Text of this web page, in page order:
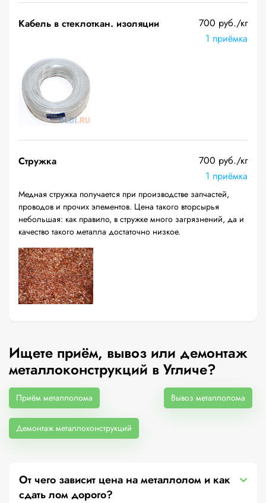
Кабель в стеклоткан. изоляции
700 руб./кг
1 приёмка
Стружка
700 руб./кг
1 приёмка
Медная стружка получается при производстве запчастей,
проводов и прочих элементов. Цена такого вторсырья
небольшая: как правило, в стружке много загрязнений, да и
качество такого металла достаточно низкое.
Ищете приём, вывоз или демонтаж
металлоконструкций в Угличе?
Приём металлолома Вывоз металлолома
Демонтаж металлоконструкций
От чего зависит цена на металлолом и как
сдать лом дорого?